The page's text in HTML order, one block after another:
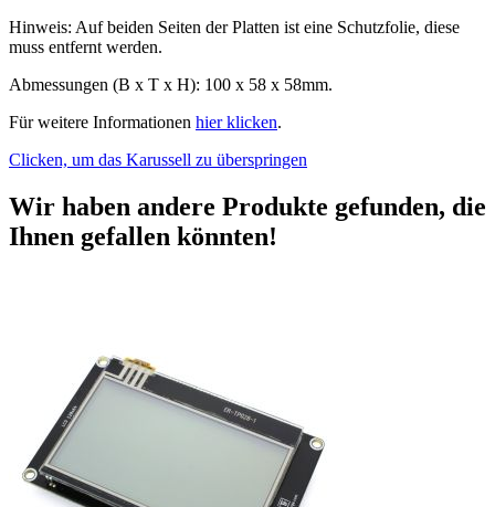
Hinweis: Auf beiden Seiten der Platten ist eine Schutzfolie, diese
muss entfernt werden.
Abmessungen (B x T x H): 100 x 58 x 58mm.
Für weitere Informationen hier klicken.
Clicken, um das Karussell zu überspringen
Wir haben andere Produkte gefunden, die
Ihnen gefallen könnten!